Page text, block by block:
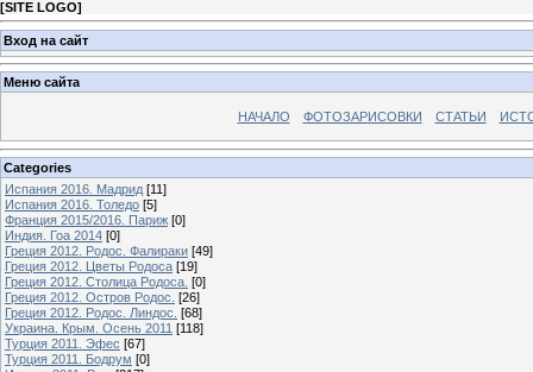
[SITE LOGO]
Вход на сайт
Меню сайта
НАЧАЛО ФОТОЗАРИСОВКИ СТАТЬИ
Categories
Испания 2016. Мадрид [11]
Испания 2016. Толедо [5]
Франция 2015/2016. Париж [0]
Индия. Гоа 2014 [0]
Греция 2012. Родос. Фалираки [49]
Греция 2012. Цветы Родоса [19]
Греция 2012. Столица Родоса. [0]
Греция 2012. Остров Родос. [26]
Греция 2012. Родос. Линдос. [68]
Украина. Крым. Осень 2011 [118]
Турция 2011. Эфес [67]
Турция 2011. Бодрум [0]